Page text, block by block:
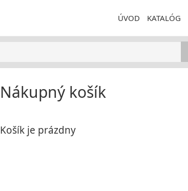
ÚVOD KATALÓG
Nákupný košík
Košík je prázdny